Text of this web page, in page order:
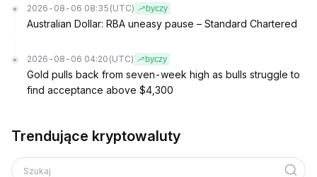
2026-08-06 08:35 (UTC) byczy
Australian Dollar: RBA uneasy pause – Standard Chartered
2026-08-06 04:20 (UTC) byczy
Gold pulls back from seven-week high as bulls struggle to
find acceptance above $4,300
Trendujące kryptowaluty
Szukaj